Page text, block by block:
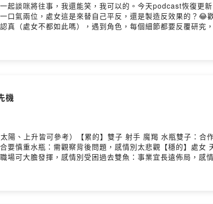
起談咪將往事，我還能笑，我可以的。今天podcast恢復更
氣兩位，處女這是來替自己平反，還是製造反效果的？😂
真（處女不都如此嗎），遇到角色，每個細節都要反覆研究
菜單：網友票選最想消失的星座💥連衛生紙都有專業
機
陽、上升皆可參考）【累的】雙子 射手 魔羯 水瓶雙子：合
要慎重水瓶：需觀察背後問題，感情別太悲觀【穩的】處女
場可大膽發揮，感情別受困過去雙魚：事業宜長遠佈局，感